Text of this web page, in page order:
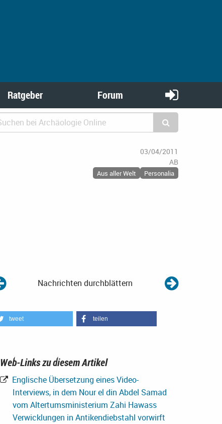
Ratgeber Forum
03/04/2011
AB
Aus aller Welt Personalia
Nachrichten durchblättern
tweet teilen
Web-Links zu diesem Artikel
Englische Übersetzung eines Video-
Interviews, in dem Nour el din Abdel Samad
vom Altertumsministerium Zahi Hawass
Verwicklungen in Antikendiebstahl vorwirft